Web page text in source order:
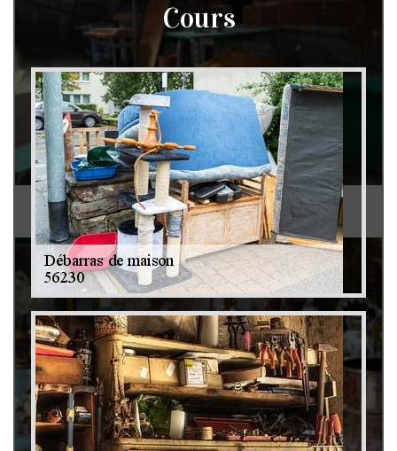
Débarras de grenier et cave 79
Cours